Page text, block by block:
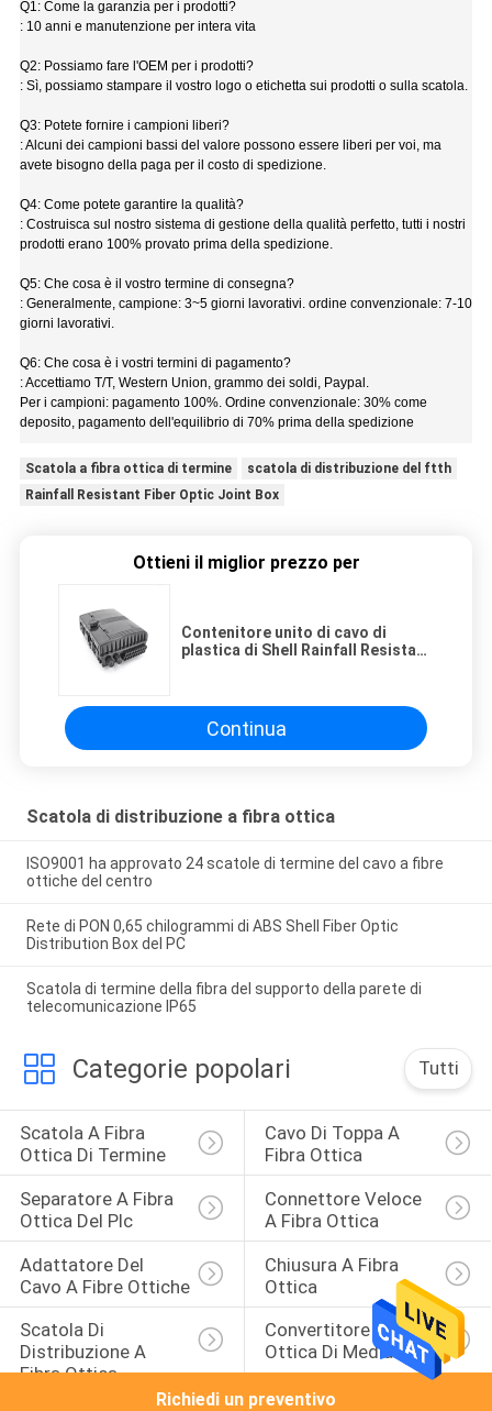
Q1: Come la garanzia per i prodotti?
: 10 anni e manutenzione per intera vita
Q2: Possiamo fare l'OEM per i prodotti?
: Sì, possiamo stampare il vostro logo o etichetta sui prodotti o sulla scatola.
Q3: Potete fornire i campioni liberi?
: Alcuni dei campioni bassi del valore possono essere liberi per voi, ma
avete bisogno della paga per il costo di spedizione.
Q4: Come potete garantire la qualità?
: Costruisca sul nostro sistema di gestione della qualità perfetto, tutti i nostri
prodotti erano 100% provato prima della spedizione.
Q5: Che cosa è il vostro termine di consegna?
: Generalmente, campione: 3~5 giorni lavorativi. ordine convenzionale: 7-10
giorni lavorativi.
Q6: Che cosa è i vostri termini di pagamento?
: Accettiamo T/T, Western Union, grammo dei soldi, Paypal.
Per i campioni: pagamento 100%. Ordine convenzionale: 30% come
deposito, pagamento dell'equilibrio di 70% prima della spedizione
Scatola a fibra ottica di termine
scatola di distribuzione del ftth
Rainfall Resistant Fiber Optic Joint Box
Ottieni il miglior prezzo per
Contenitore unito di cavo di
plastica di Shell Rainfall Resistant
Continua
Scatola di distribuzione a fibra ottica
ISO9001 ha approvato 24 scatole di termine del cavo a fibre
ottiche del centro
Rete di PON 0,65 chilogrammi di ABS Shell Fiber Optic
Distribution Box del PC
Scatola di termine della fibra del supporto della parete di
telecomunicazione IP65
Categorie popolari Tutti
Scatola A Fibra
Ottica Di Termine
Cavo Di Toppa A
Fibra Ottica
Separatore A Fibra
Ottica Del Plc
Connettore Veloce
A Fibra Ottica
Adattatore Del
Cavo A Fibre Ottiche
Chiusura A Fibra
Ottica
Scatola Di
Distribuzione A
Fibra Ottica
Convertitore A Fibra
Ottica Di Media
Richiedi un preventivo